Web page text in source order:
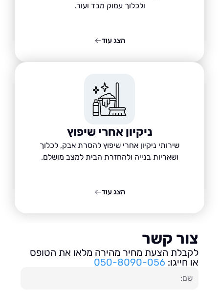
ולכלוך עמוק מבד ועור.
ניקיון אחרי שיפוץ
שירותי ניקיון אחרי שיפוץ להסרת אבק, לכלוך
ושאריות בנייה ולהחזרת הבית למצב מושלם.
קשר
הצעת מחיר מהירה מלאו את הטופס
חייגו:050-8090-056